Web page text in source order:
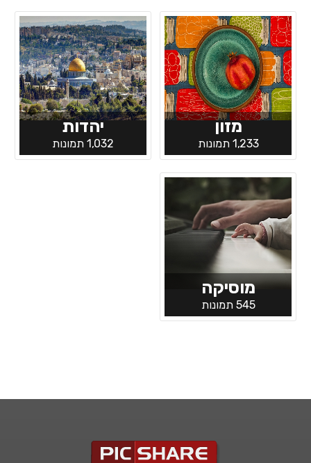
מזון
1,233 תמונות
יהדות
1,032 תמונות
מוסיקה
545 תמונות